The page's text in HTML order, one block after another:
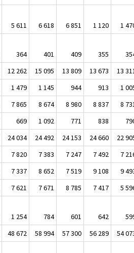
5 611 6 618 6 851 1 120
1
364 401 409 355
12 262 15 095 13 809 13 673
13
1 479 1 145 944 913
1
7 865 8 674 8 980 8 837
8
669 1 092 771 838
24 034 24 492 24 153 24 660
22
7 820 7 383 7 247 7 492
7
7 337 8 652 7 519 9 108
9
7 621 7 671 8 785 7 417
5
1 254 784 601 642
48 672 58 994 57 300 56 289
54